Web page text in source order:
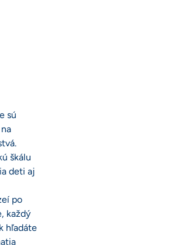
sú
škálu
deti aj
po
každý
hľadáte